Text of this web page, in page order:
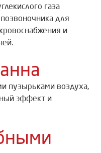
газа
для
и
пузырьками воздуха,
эффект и